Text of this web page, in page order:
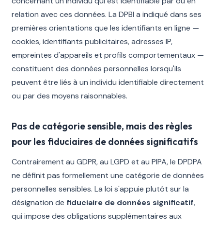
relation avec ces données. La DPBI a indiqué dans ses
premières orientations que les identifiants en ligne —
cookies, identifiants publicitaires, adresses IP,
empreintes d'appareils et profils comportementaux —
constituent des données personnelles lorsqu'ils
peuvent être liés à un individu identifiable directement
ou par des moyens raisonnables.
Pas de catégorie sensible, mais des règles
pour les fiduciaires de données significatifs
Contrairement au GDPR, au LGPD et au PIPA, le DPDPA
ne définit pas formellement une catégorie de données
personnelles sensibles. La loi s'appuie plutôt sur la
désignation de fiduciaire de données significatif,
qui impose des obligations supplémentaires aux